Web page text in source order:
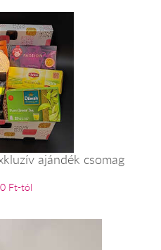
ajándék csomag
Ft-tól